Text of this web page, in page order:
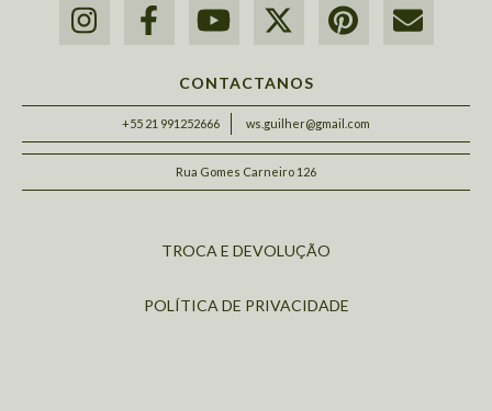
CONTACTANOS
+55 21 991252666 ws.guilher@gmail.com
Rua Gomes Carneiro 126
TROCA E DEVOLUÇÃO
POLÍTICA DE PRIVACIDADE